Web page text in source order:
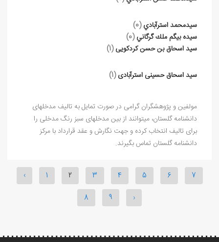
سيدمحمد استرآبادي (0)
سيده بيگم ملك گرگاني (0)
سید اسحاق بن حسن کردکویی (1)
سید اسحاق حسینی استرآبادی (1)
مولفین و پژوهشگران گرامی در صورت تمایل به تالیف مدخلهای
دانشنامه گلستان، میتوانند از بین مدخلهای سبز رنگ مدخلی را
برای تالیف انتخاب کرده و جهت نگارش و عقد قرارداد با مرکز
دانشنامه گلستان تماس بگیرند.
‹ 1 2 3 4 5 6
7
8
9 ›